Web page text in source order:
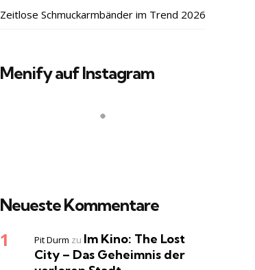
Zeitlose Schmuckarmbänder im Trend 2026
Menify auf Instagram
Neueste Kommentare
Pit Durm zu Im Kino: The Lost
City – Das Geheimnis der